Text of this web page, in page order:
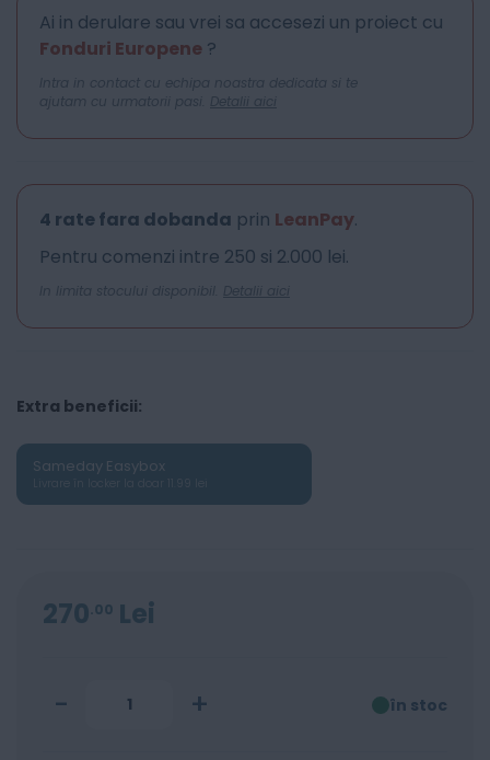
Ai in derulare sau vrei sa accesezi un proiect cu
Fonduri Europene ?
Intra in contact cu echipa noastra dedicata si te
ajutam cu urmatorii pasi. Detalii aici
4 rate fara dobanda prin LeanPay.
Pentru comenzi intre 250 si 2.000 lei.
In limita stocului disponibil. Detalii aici
Extra beneficii:
Sameday Easybox
270 00 Lei
- + în stoc